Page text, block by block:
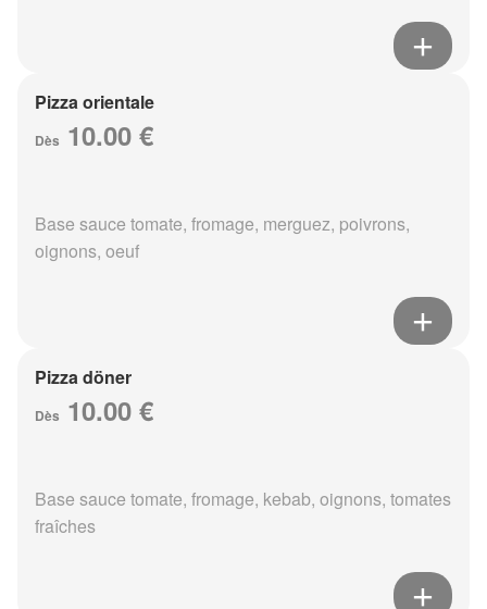
Pizza orientale
Dès 10.00 €
Base sauce tomate, fromage, merguez, poivrons,
oignons, oeuf
Pizza döner
Dès 10.00 €
Base sauce tomate, fromage, kebab, oignons, tomates
fraîches